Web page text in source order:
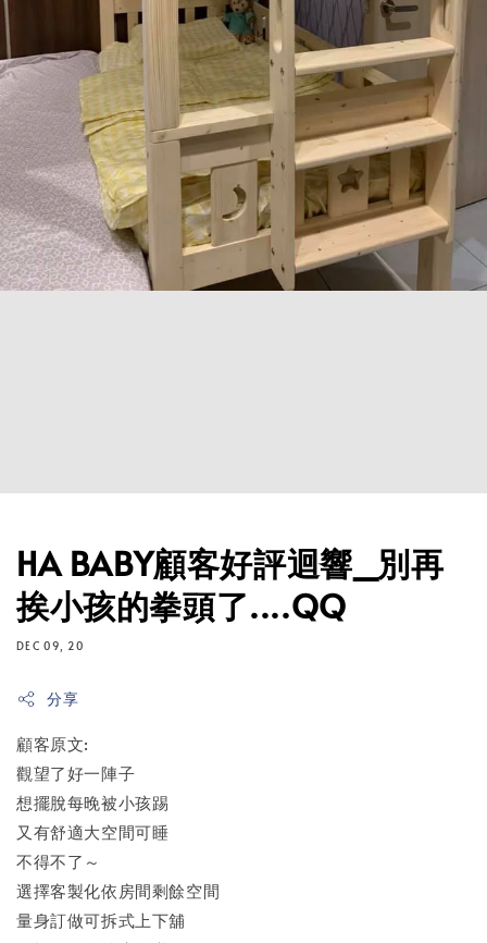
HA BABY顧客好評迴響_別再
挨小孩的拳頭了....QQ
DEC 09, 20
分享
顧客原文:
觀望了好一陣子
想擺脫每晚被小孩踢
又有舒適大空間可睡
不得不了～
選擇客製化依房間剩餘空間
量身訂做可拆式上下舖